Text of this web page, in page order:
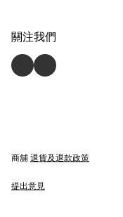
關注我們
商舖 退貨及退款政策
提出意見